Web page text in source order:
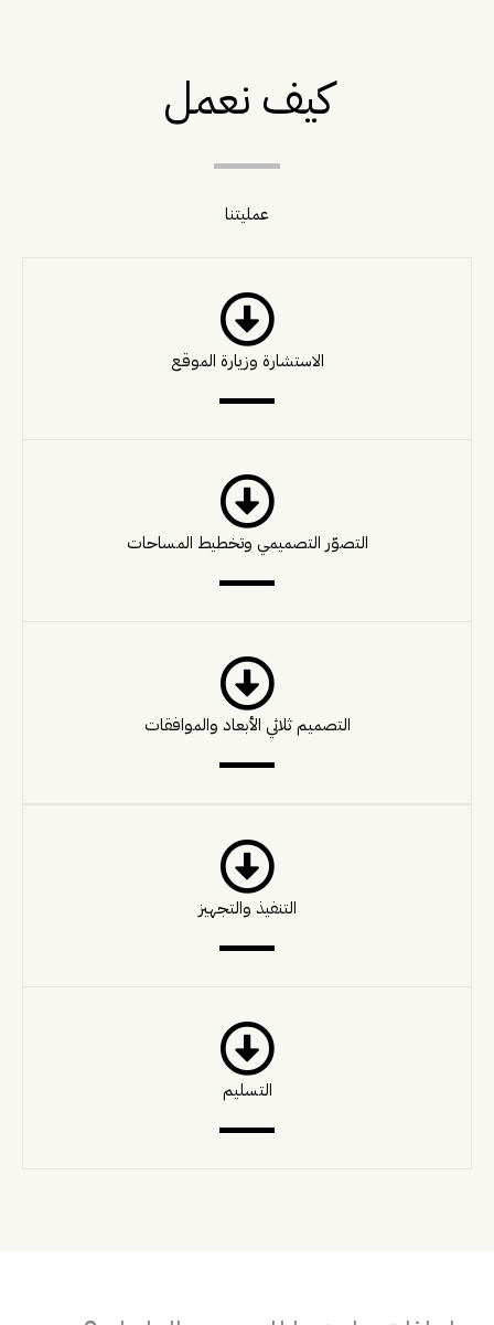
كيف نعمل
عمليتنا
الاستشارة وزيارة الموقع
التصوّر التصميمي وتخطيط المساحات
التصميم ثلاثي الأبعاد والموافقات
التنفيذ والتجهيز
التسليم